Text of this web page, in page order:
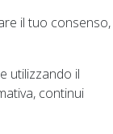
il tuo consenso,
utilizzando il
continui